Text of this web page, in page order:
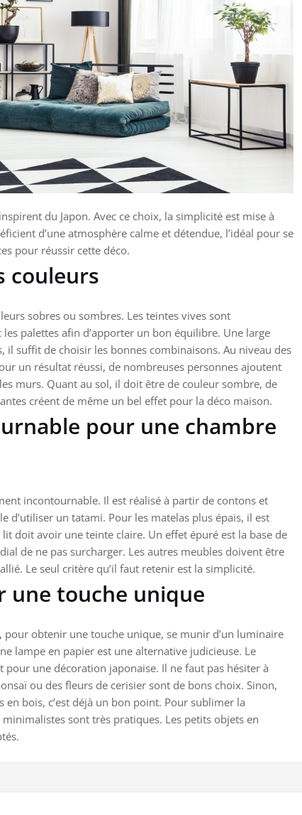
du Japon. Avec ce choix, la simplicité est mise à
d’une atmosphère calme et détendue, l’idéal pour se
pour réussir cette déco.
couleurs
sobres ou sombres. Les teintes vives sont
palettes afin d’apporter un bon équilibre. Une large
il suffit de choisir les bonnes combinaisons. Au niveau des
un résultat réussi, de nombreuses personnes ajoutent
murs. Quant au sol, il doit être de couleur sombre, de
créent de même un bel effet pour la déco maison.
pour une chambre
incontournable. Il est réalisé à partir de contons et
d’utiliser un tatami. Pour les matelas plus épais, il est
doit avoir une teinte claire. Un effet épuré est la base de
de ne pas surcharger. Les autres meubles doivent être
Le seul critère qu’il faut retenir est la simplicité.
une touche unique
obtenir une touche unique, se munir d’un luminaire
lampe en papier est une alternative judicieuse. Le
une décoration japonaise. Il ne faut pas hésiter à
ou des fleurs de cerisier sont de bons choix. Sinon,
en bois, c’est déjà un bon point. Pour sublimer la
sont très pratiques. Les petits objets en